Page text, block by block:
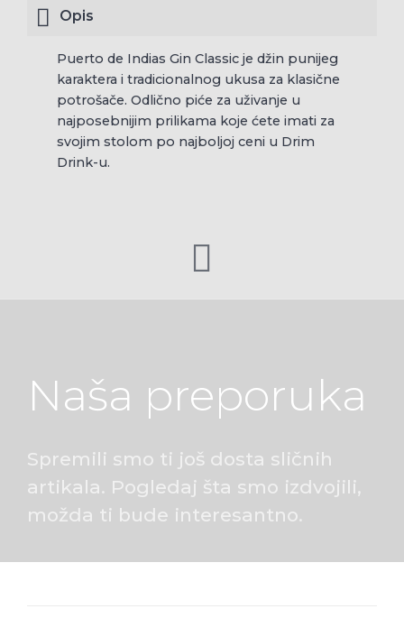
Opis
Puerto de Indias Gin Classic je džin punijeg
karaktera i tradicionalnog ukusa za klasične
potrošače. Odlično piće za uživanje u
najposebnijim prilikama koje ćete imati za
svojim stolom po najboljoj ceni u Drim
Drink-u.
Naša preporuka
Spremili smo ti još dosta sličnih
artikala. Pogledaj šta smo izdvojili,
možda ti bude interesantno.